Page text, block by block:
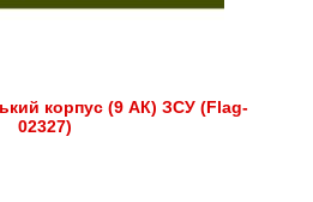
корпус (9 АК) ЗСУ (Flag-
02327)